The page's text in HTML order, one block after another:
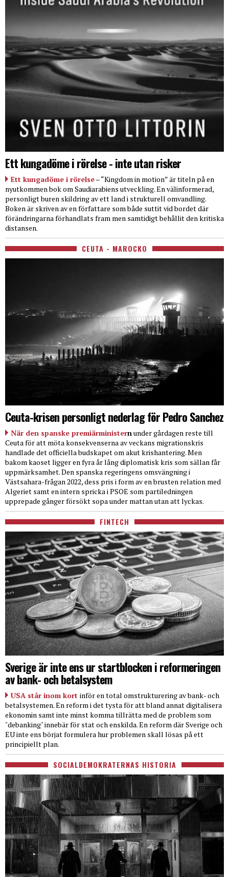
Ett kungadöme i rörelse - inte utan risker
Ett kungadöme i rörelse– “Kingdom in motion” är titeln på en
nyutkommen bok om Saudiarabiens utveckling. En välinformerad,
personligt buren skildring av ett land i strukturell omvandling.
Boken är skriven av en författare som både suttit vid bordet där
förändringarna förhandlats fram men samtidigt behållit den kritiska
distansen.
CEUTA - MAROCKO
Ceuta-krisen personligt nederlag för Pedro Sanchez
När den spanske premiärministernunder gårdagen reste till
Ceuta för att möta konsekvenserna av veckans migrationskris
handlade det officiella budskapet om akut krishantering. Men
bakom kaoset ligger en fyra år lång diplomatisk kris som sällan får
uppmärksamhet. Den spanska regeringens omsvängning i
Västsahara-frågan 2022, dess pris i form av en brusten relation med
Algeriet samt en intern spricka i PSOE som partiledningen
upprepade gånger försökt sopa under mattan utan att lyckas.
FINTECH
Sverige är inte ens ur startblocken i reformeringen
av bank- och betalsystem
USA står inom kort inför en total omstrukturering av bank- och
betalsystemen. En reform i det tysta för att bland annat digitalisera
ekonomin samt inte minst komma tillrätta med de problem som
"debanking" innebär för stat och enskilda. En reform där Sverige och
EU inte ens börjat formulera hur problemen skall lösas på ett
principiellt plan.
SOCIALDEMOKRATERNAS HISTORIA